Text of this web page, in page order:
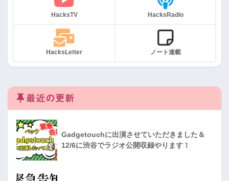
HacksTV HacksRadio
HacksLetter ノート連載
最近の更新
Gadgetouchに出演させていただきました＆
12/6に渋谷でラジオ公開収録やります！